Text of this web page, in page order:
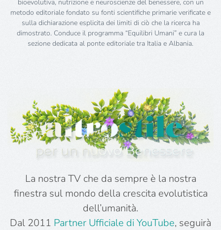
bioevolutiva, nutrizione e neuroscienze del benessere, con un
metodo editoriale fondato su fonti scientifiche primarie verificate e
sulla dichiarazione esplicita dei limiti di ciò che la ricerca ha
dimostrato. Conduce il programma “Equilibri Umani” e cura la
sezione dedicata al ponte editoriale tra Italia e Albania.
La nostra TV che da sempre è la nostra
finestra sul mondo della crescita evolutistica
dell’umanità.
Dal 2011 Partner Ufficiale di YouTube, seguirà